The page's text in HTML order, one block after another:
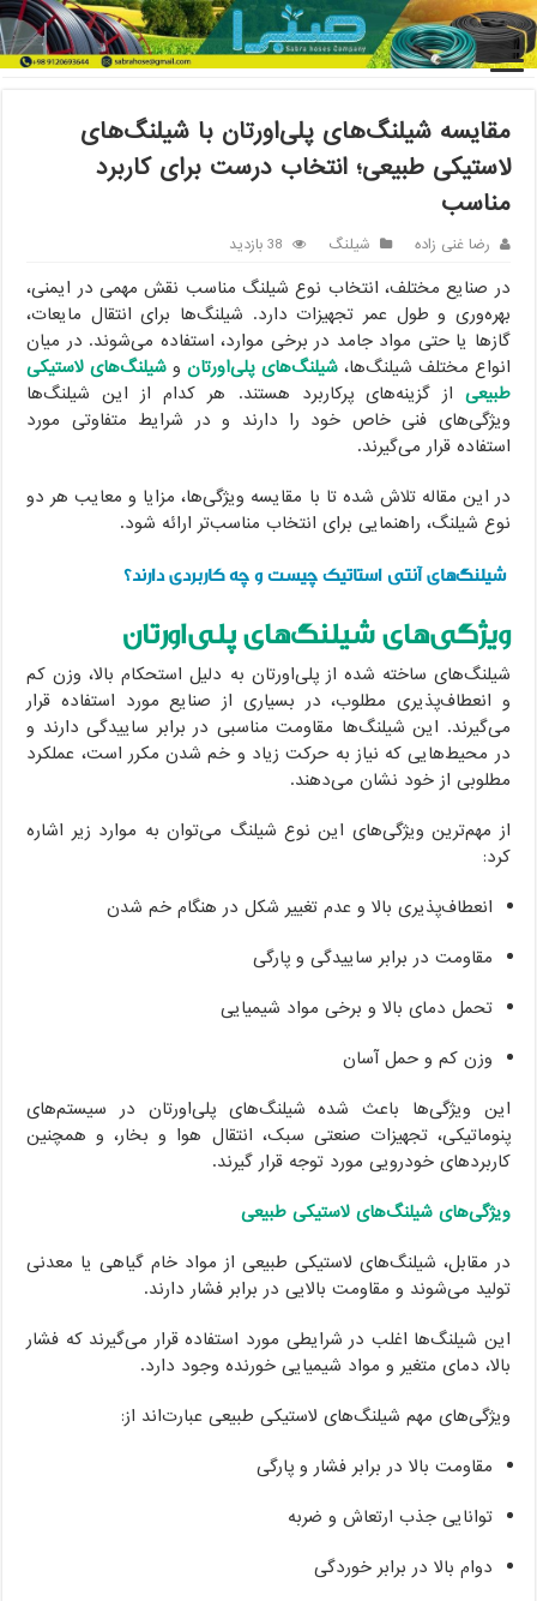
خانه / شیلنگ / مقایسه شیلنگ‌های پلی‌اورتان با شیلنگ‌های لاستیکی
طبیعی؛ انتخاب درست برای کاربرد مناسب
مقایسه شیلنگ‌های پلی‌اورتان با شیلنگ‌های
لاستیکی طبیعی؛ انتخاب درست برای کاربرد
مناسب
رضا غنی زاده شیلنگ 38 بازدید
در صنایع مختلف، انتخاب نوع شیلنگ مناسب نقش مهمی در ایمنی،
بهره‌وری و طول عمر تجهیزات دارد. شیلنگ‌ها برای انتقال مایعات،
گازها یا حتی مواد جامد در برخی موارد، استفاده می‌شوند. در میان
انواع مختلف شیلنگ‌ها،شیلنگ‌های پلی‌اورتانو شیلنگ‌های لاستیکی
طبیعی از گزینه‌های پرکاربرد هستند. هر کدام از این شیلنگ‌ها
ویژگی‌های فنی خاص خود را دارند و در شرایط متفاوتی مورد
استفاده قرار می‌گیرند.
در این مقاله تلاش شده تا با مقایسه ویژگی‌ها، مزایا و معایب هر دو
نوع شیلنگ، راهنمایی برای انتخاب مناسب‌تر ارائه شود.
شیلنگ‌های آنتی استاتیک چیست و چه کاربردی دارند؟
ویژگی‌های شیلنگ‌های پلی‌اورتان
شیلنگ‌های ساخته شده از پلی‌اورتان به دلیل استحکام بالا، وزن کم
و انعطاف‌پذیری مطلوب، در بسیاری از صنایع مورد استفاده قرار
می‌گیرند. این شیلنگ‌ها مقاومت مناسبی در برابر ساییدگی دارند و
در محیط‌هایی که نیاز به حرکت زیاد و خم شدن مکرر است، عملکرد
مطلوبی از خود نشان می‌دهند.
از مهم‌ترین ویژگی‌های این نوع شیلنگ می‌توان به موارد زیر اشاره
کرد:
انعطاف‌پذیری بالا و عدم تغییر شکل در هنگام خم شدن
مقاومت در برابر ساییدگی و پارگی
تحمل دمای بالا و برخی مواد شیمیایی
وزن کم و حمل آسان
این ویژگی‌ها باعث شده شیلنگ‌های پلی‌اورتان در سیستم‌های
پنوماتیکی، تجهیزات صنعتی سبک، انتقال هوا و بخار، و همچنین
کاربردهای خودرویی مورد توجه قرار گیرند.
ویژگی‌های شیلنگ‌های لاستیکی طبیعی
در مقابل، شیلنگ‌های لاستیکی طبیعی از مواد خام گیاهی یا معدنی
تولید می‌شوند و مقاومت بالایی در برابر فشار دارند.
این شیلنگ‌ها اغلب در شرایطی مورد استفاده قرار می‌گیرند که فشار
بالا، دمای متغیر و مواد شیمیایی خورنده وجود دارد.
ویژگی‌های مهم شیلنگ‌های لاستیکی طبیعی عبارت‌اند از:
مقاومت بالا در برابر فشار و پارگی
توانایی جذب ارتعاش و ضربه
دوام بالا در برابر خوردگی